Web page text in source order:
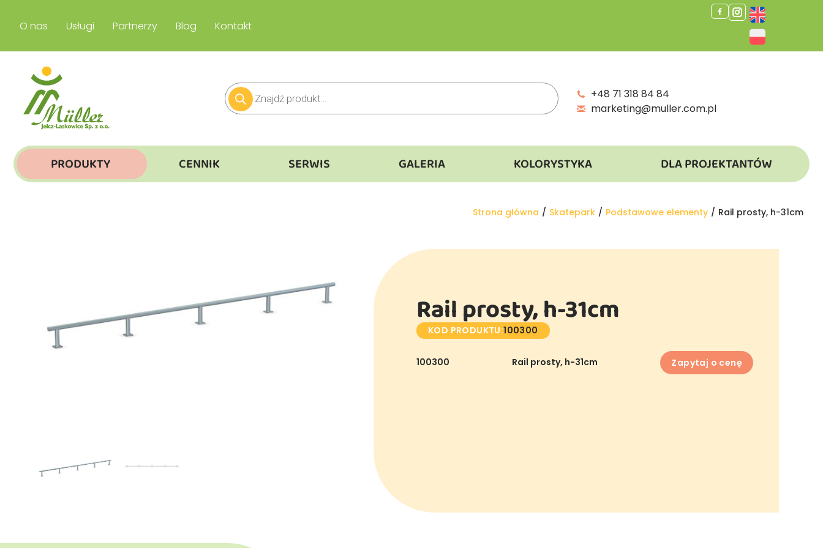
O nas Usługi Partnerzy Blog Kontakt
+48 71 318 84 84
marketing@muller.com.pl
PRODUKTY CENNIK SERWIS GALERIA KOLORYSTYKA DLA PROJEKTANTÓW
Jesteś tutaj:
Strona główna Skatepark Podstawowe elementy Rail prosty, h-31cm
Rail prosty, h-31cm
KOD PRODUKTU:100300
100300 Rail prosty, h-31cm Zapytaj o cenę